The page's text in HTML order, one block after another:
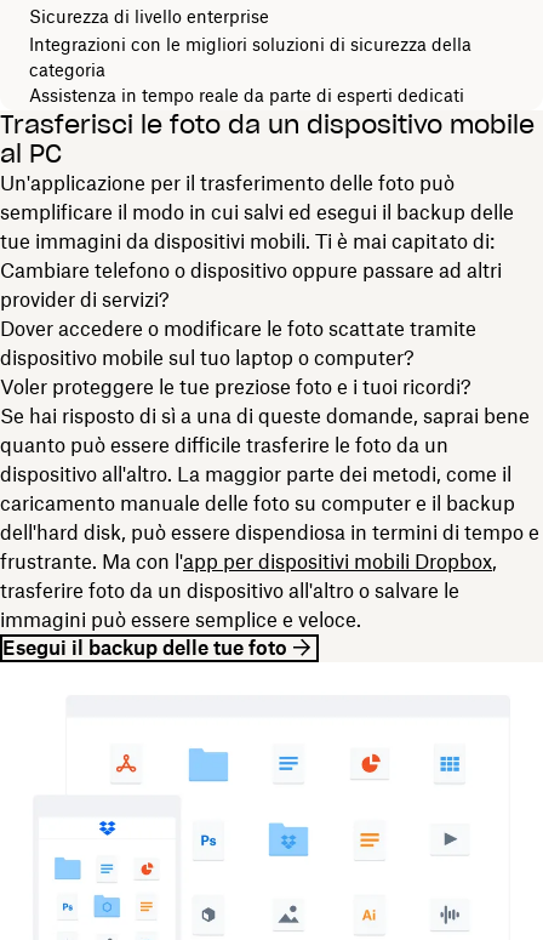
Sicurezza di livello enterprise
Integrazioni con le migliori soluzioni di sicurezza della
categoria
Assistenza in tempo reale da parte di esperti dedicati
Trasferisci le foto da un dispositivo mobile
al PC
Un'applicazione per il trasferimento delle foto può
semplificare il modo in cui salvi ed esegui il backup delle
tue immagini da dispositivi mobili. Ti è mai capitato di:
Cambiare telefono o dispositivo oppure passare ad altri
provider di servizi?
Dover accedere o modificare le foto scattate tramite
dispositivo mobile sul tuo laptop o computer?
Voler proteggere le tue preziose foto e i tuoi ricordi?
Se hai risposto di sì a una di queste domande, saprai bene
quanto può essere difficile trasferire le foto da un
dispositivo all'altro. La maggior parte dei metodi, come il
caricamento manuale delle foto su computer e il backup
dell'hard disk, può essere dispendiosa in termini di tempo e
frustrante. Ma con l'app per dispositivi mobili Dropbox,
trasferire foto da un dispositivo all'altro o salvare le
immagini può essere semplice e veloce.
Esegui il backup delle tue foto